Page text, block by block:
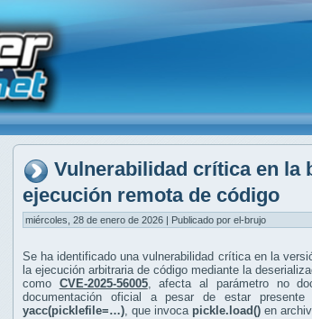
Vulnerabilidad crítica en la
ejecución remota de código
miércoles, 28 de enero de 2026 | Publicado por el-brujo
Se ha identificado una vulnerabilidad crítica en la
la ejecución arbitraria de código mediante la
como CVE-2025-56005, afecta al parámetro no
documentación oficial a pesar de estar
yacc(picklefile=…) , que invoca pickle.load() en